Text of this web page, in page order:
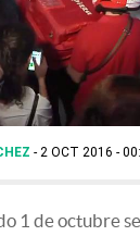
2 OCT 2016 -
1 de octubre